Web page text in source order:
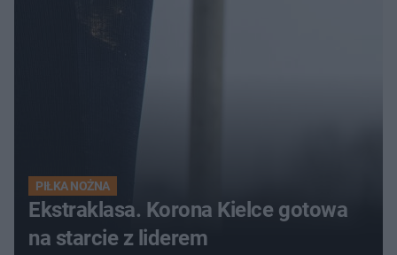
PIŁKA NOŻNA
Ekstraklasa. Korona Kielce gotowa
na starcie z liderem